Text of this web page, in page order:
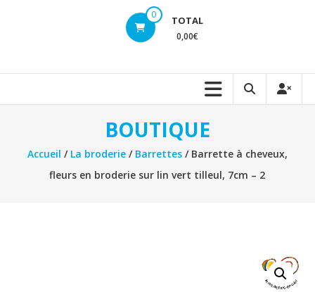
0 TOTAL
0,00€
BOUTIQUE
Accueil / La broderie/ Barrettes/ Barrette à cheveux,
fleurs en broderie sur lin vert tilleul, 7cm – 2